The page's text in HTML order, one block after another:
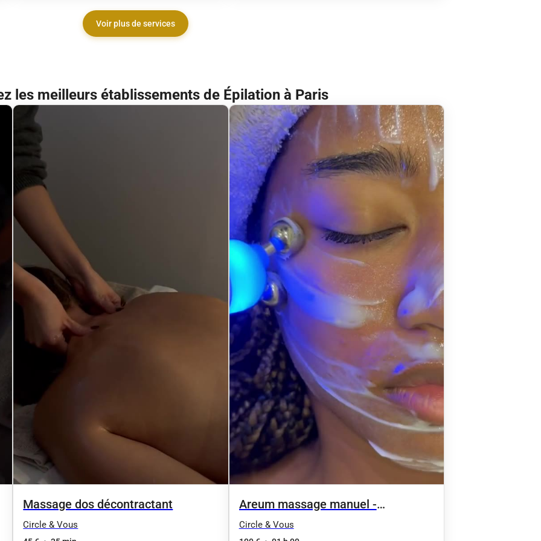
Voir plus de services
les meilleurs établissements de Épilation à Paris
Massage dos décontractant
Circle & Vous
Areum massage manuel -
stimulation du visage - Relaxation
Circle & Vous